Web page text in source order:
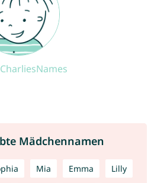
CharliesNames
Mädchennamen
Mia Emma Lilly